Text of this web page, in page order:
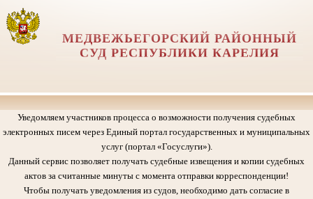
МЕДВЕЖЬЕГОРСКИЙ РАЙОННЫЙ
СУД РЕСПУБЛИКИ КАРЕЛИЯ
Уведомляем участников процесса о возможности получения судебных
электронных писем через Единый портал государственных и муниципальных
услуг (портал «Госуслуги»).
Данный сервис позволяет получать судебные извещения и копии судебных
актов за считанные минуты с момента отправки корреспонденции!
Чтобы получать уведомления из судов, необходимо дать согласие в